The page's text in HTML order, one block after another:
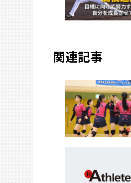
関連記事